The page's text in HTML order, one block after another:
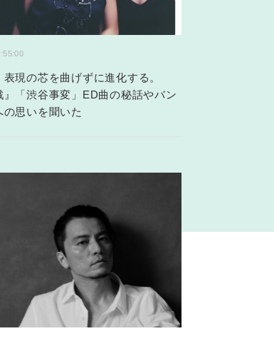
現の芯を曲げずに進化する。
』「渋谷事変」ED曲の秘話やバン
の思いを聞いた